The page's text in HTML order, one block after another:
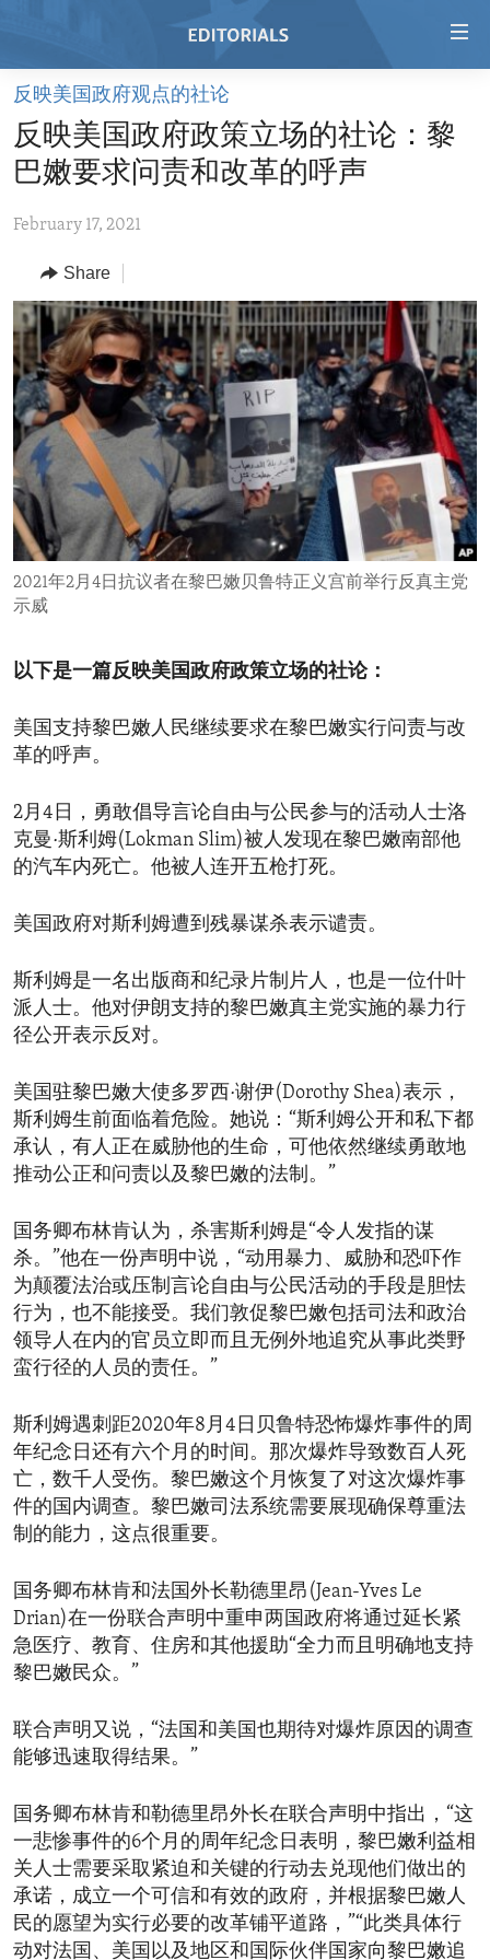
Skip
main
content
to
Navigation
Skip
to
Search
HOME
VIDEO
REGIONS
AFRICA
AMERICAS
ASIA
EUROPE
MIDDLE EAST
TOPICS
HUMAN RIGHTS
SECURITY AND DEFENSE
AID AND DEVELOPMENT
DEMOCRACY AND GOVERNANCE
ECONOMY AND TRADE
ENVIRONMENT AND HEALTH
IDEALS AND INSTITUTIONS
ARCHIVE
ABOUT US
FOLLOW US
反映美国政府观点的社论
反映美国政府政策立场的社论：黎
巴嫩要求问责和改革的呼声
February 17, 2021
Share
2021年2月4日抗议者在黎巴嫩贝鲁特正义宫前举行反真主党
示威
以下是一篇反映美国政府政策立场的社论：
美国支持黎巴嫩人民继续要求在黎巴嫩实行问责与改
革的呼声。
2月4日，勇敢倡导言论自由与公民参与的活动人士洛
克曼·斯利姆(Lokman Slim)被人发现在黎巴嫩南部他
的汽车内死亡。他被人连开五枪打死。
美国政府对斯利姆遭到残暴谋杀表示谴责。
斯利姆是一名出版商和纪录片制片人，也是一位什叶
派人士。他对伊朗支持的黎巴嫩真主党实施的暴力行
径公开表示反对。
美国驻黎巴嫩大使多罗西·谢伊(Dorothy Shea)表示，
斯利姆生前面临着危险。她说：“斯利姆公开和私下都
承认，有人正在威胁他的生命，可他依然继续勇敢地
推动公正和问责以及黎巴嫩的法制。”
国务卿布林肯认为，杀害斯利姆是“令人发指的谋
杀。”他在一份声明中说，“动用暴力、威胁和恐吓作
为颠覆法治或压制言论自由与公民活动的手段是胆怯
行为，也不能接受。我们敦促黎巴嫩包括司法和政治
领导人在内的官员立即而且无例外地追究从事此类野
蛮行径的人员的责任。”
斯利姆遇刺距2020年8月4日贝鲁特恐怖爆炸事件的周
年纪念日还有六个月的时间。那次爆炸导致数百人死
亡，数千人受伤。黎巴嫩这个月恢复了对这次爆炸事
件的国内调查。黎巴嫩司法系统需要展现确保尊重法
制的能力，这点很重要。
国务卿布林肯和法国外长勒德里昂(Jean-Yves Le
Drian)在一份联合声明中重申两国政府将通过延长紧
急医疗、教育、住房和其他援助“全力而且明确地支持
黎巴嫩民众。”
联合声明又说，“法国和美国也期待对爆炸原因的调查
能够迅速取得结果。”
国务卿布林肯和勒德里昂外长在联合声明中指出，“这
一悲惨事件的6个月的周年纪念日表明，黎巴嫩利益相
关人士需要采取紧迫和关键的行动去兑现他们做出的
承诺，成立一个可信和有效的政府，并根据黎巴嫩人
民的愿望为实行必要的改革铺平道路，”“此类具体行
动对法国、美国以及地区和国际伙伴国家向黎巴嫩追